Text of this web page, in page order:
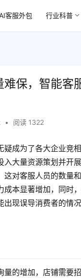
客服外包 行业科普
保，智能客
• 阅读 1322
成为了各大企业竞
大量资源策划并开
对客服人员的数量
本显著增加，同时
现误导消费者的情
量的增加，店铺需要